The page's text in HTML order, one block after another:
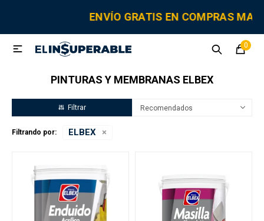
ENVÍO GRATIS EN COMPRAS
0

PINTURAS Y MEMBRANAS ELBEX
Recomendados
Filtrando por: ELBEX
MI CUENTA
Sanitaria Tornillería Electricidad Herramientas
Fitting
Grifería y canillas
Repuestos